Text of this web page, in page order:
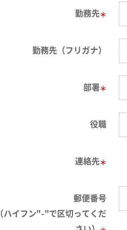
勤務先＊
勤務先（フリガナ）
部署＊
役職
連絡先＊
郵便番号
（ハイフン"-"で区切ってくだ